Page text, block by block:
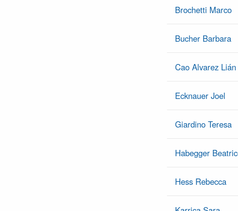
Brochetti Marco
Bucher Barbara
Cao Alvarez Lián
Ecknauer Joel
Giardino Teresa
Habegger
Hess Rebecca